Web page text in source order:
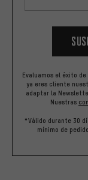
Evaluamos el éxito
ya eres cliente
adaptar la
Nuestras
*Válido durante 30
mínimo de